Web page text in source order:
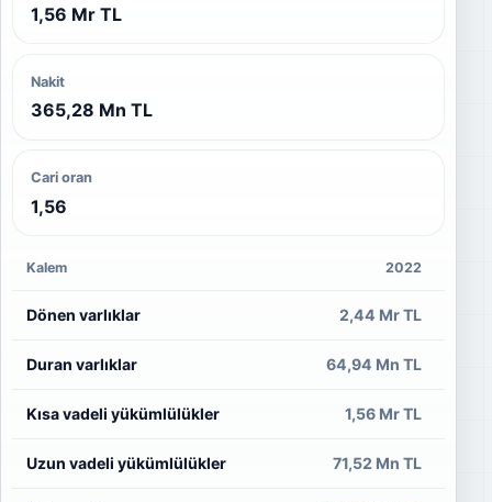
1,56 Mr TL
Nakit
365,28 Mn TL
Cari oran
1,56
Kalem 2022
Dönen varlıklar 2,44 Mr TL
Duran varlıklar 64,94 Mn TL
Kısa vadeli yükümlülükler 1,56 Mr TL
Uzun vadeli yükümlülükler 71,52 Mn TL